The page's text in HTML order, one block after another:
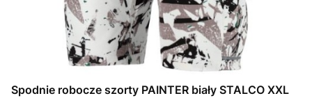
Spodnie robocze szorty PAINTER biały STALCO XXL